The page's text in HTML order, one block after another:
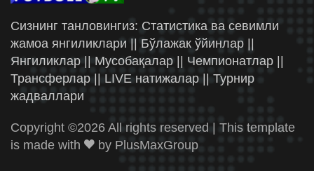
Сизнинг танловингиз: Статистика ва севимли
жамоа янгиликлари || Бўлажак ўйинлар ||
Янгиликлар || Мусобақалар || Чемпионатлар ||
Трансферлар || LIVE натижалар || Турнир
жадваллари
Copyright ©2026 All rights reserved | This template
is made with
by PlusMaxGroup